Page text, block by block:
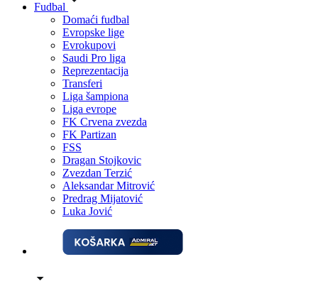
Fudbal
Domaći fudbal
Evropske lige
Evrokupovi
Saudi Pro liga
Reprezentacija
Transferi
Liga šampiona
Liga evrope
FK Crvena zvezda
FK Partizan
FSS
Dragan Stojkovic
Zvezdan Terzić
Aleksandar Mitrović
Predrag Mijatović
Luka Jović